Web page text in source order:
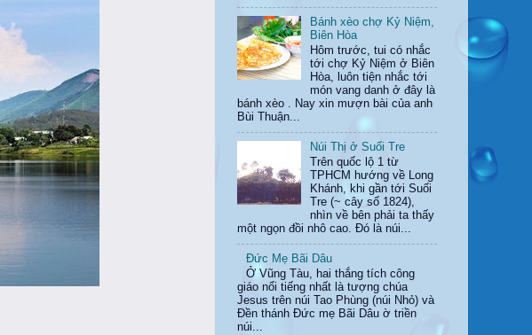
Bánh xèo chợ Kỷ Niệm,
Biên Hòa
Hôm trước, tui có nhắc
tới chợ Kỷ Niệm ở Biên
Hòa, luôn tiện nhắc tới
món vang danh ở đây là
bánh xèo . Nay xin mượn bài của anh
Bùi Thuận...
Núi Thị ở Suối Tre
Trên quốc lộ 1 từ
TPHCM hướng về Long
Khánh, khi gần tới Suối
Tre (~ cây số 1824),
nhìn về bên phải ta thấy
một ngọn đồi nhô cao. Đó là núi...
Đức Mẹ Bãi Dâu
Ở Vũng Tàu, hai thắng tích công
giáo nổi tiếng nhất là tượng chúa
Jesus trên núi Tao Phùng (núi Nhỏ) và
Đền thánh Đức mẹ Bãi Dâu ờ triền
núi...